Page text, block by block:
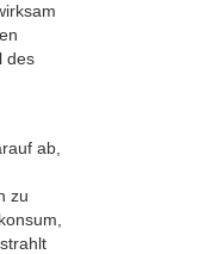
des
ab,
zu